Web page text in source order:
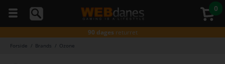
0
5 stjernerpå Trustpilot
Gratis fragt*
ved køb over 499,-
90 dages returret
Forside / Brands / Ozone